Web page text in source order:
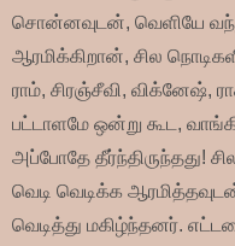
சொன்னவுடன், வெளியே
ஆரமிக்கிறான், சில
ராம், சிரஞ்சீவி, விக்னேஷ்,
பட்டாளமே ஒன்று கூட,
அப்போதே தீர்ந்திருந்தது!
வெடி வெடிக்க
வெடித்து மகிழ்ந்தனர்.